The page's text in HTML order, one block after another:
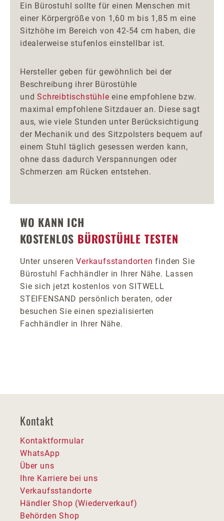
Ein Bürostuhl sollte für einen Menschen mit
einer Körpergröße von 1,60 m bis 1,85 m eine
Sitzhöhe im Bereich von 42-54 cm haben, die
idealerweise stufenlos einstellbar ist.
Hersteller geben für gewöhnlich bei der
Beschreibung ihrer Bürostühle
undSchreibtischstühle eine empfohlene bzw.
maximal empfohlene Sitzdauer an. Diese sagt
aus, wie viele Stunden unter Berücksichtigung
der Mechanik und des Sitzpolsters bequem auf
einem Stuhl täglich gesessen werden kann,
ohne dass dadurch Verspannungen oder
Schmerzen am Rücken entstehen.
WO KANN ICH
KOSTENLOS BÜROSTÜHLE TESTEN
Unter unserenVerkaufsstandorten finden Sie
Bürostuhl Fachhändler in Ihrer Nähe. Lassen
Sie sich jetzt kostenlos von SITWELL
STEIFENSAND persönlich beraten, oder
besuchen Sie einen spezialisierten
Fachhändler in Ihrer Nähe.
Kontakt
Kontaktformular
WhatsApp
Über uns
Ihre Karriere bei uns
Verkaufsstandorte
Händler Shop (Wiederverkauf)
Behörden Shop